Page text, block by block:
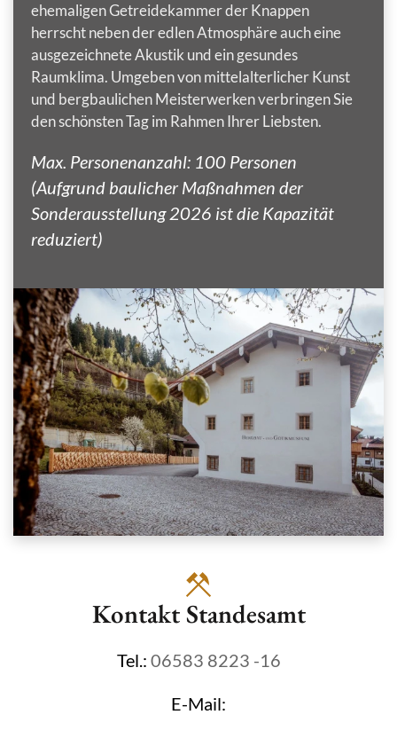
ehemaligen Getreidekammer der Knappen
herrscht neben der edlen Atmosphäre auch eine
ausgezeichnete Akustik und ein gesundes
Raumklima. Umgeben von mittelalterlicher Kunst
und bergbaulichen Meisterwerken verbringen Sie
den schönsten Tag im Rahmen Ihrer Liebsten.
Max. Personenanzahl: 100 Personen
(Aufgrund baulicher Maßnahmen der
Sonderausstellung 2026 ist die Kapazität
reduziert)
Kontakt Standesamt
Tel.: 06583 8223 -16
E-Mail: